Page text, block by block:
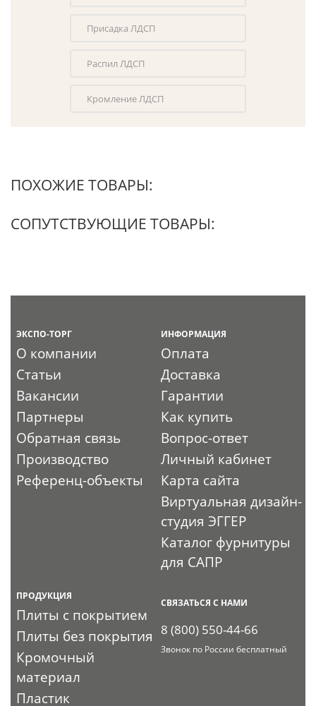
Присадка ЛДСП
Распил ЛДСП
Кромление ЛДСП
ПОХОЖИЕ ТОВАРЫ:
СОПУТСТВУЮЩИЕ ТОВАРЫ:
ЭКСПО-ТОРГ
О компании
Статьи
Вакансии
Партнеры
Обратная связь
Производство
Референц-объекты
ИНФОРМАЦИЯ
Оплата
Доставка
Гарантии
Как купить
Вопрос-ответ
Личный кабинет
Карта сайта
Виртуальная дизайн-
студия ЭГГЕР
Каталог фурнитуры
для САПР
ПРОДУКЦИЯ
Плиты с покрытием
Плиты без покрытия
Кромочный
материал
Пластик
СВЯЗАТЬСЯ С НАМИ
8 (800) 550-44-66
Звонок по России бесплатный